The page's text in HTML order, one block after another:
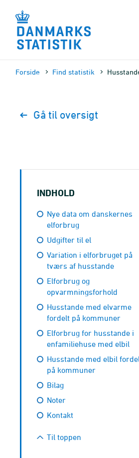
sidens
indhold
Forside Find statistik
Gå til oversigt
INDHOLD
Nye data om danskernes
elforbrug
Udgifter til el
Variation i elforbruget på
tværs af husstande
Elforbrug og
opvarmningsforhold
Husstande med elvarme
fordelt på kommuner
Elforbrug for husstande i
enfamiliehuse med elbil
Husstande med elbil
på kommuner
Bilag
Noter
Kontakt
Til toppen